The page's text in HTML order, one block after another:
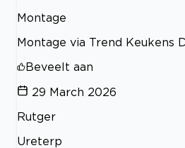
Montage
Montage via Trend Keukens
Beveelt aan
29 March 2026
Rutger
Ureterp